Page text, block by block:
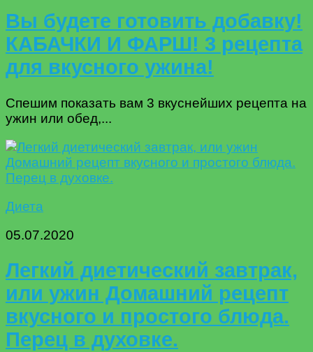
Вы будете готовить добавку!
КАБАЧКИ И ФАРШ! 3 рецепта
для вкусного ужина!
Спешим показать вам 3 вкуснейших рецепта на
ужин или обед,...
Диета
05.07.2020
Легкий диетический завтрак,
или ужин Домашний рецепт
вкусного и простого блюда.
Перец в духовке.